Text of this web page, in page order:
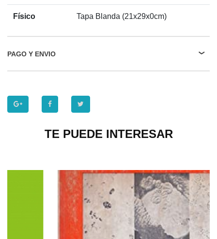
Físico Tapa Blanda (21x29x0cm)
PAGO Y ENVIO
TE PUEDE INTERESAR